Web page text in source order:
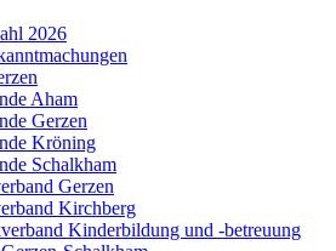
2026
Aham
Gerzen
Kröning
Schalkham
Gerzen
Kirchberg
Kinderbildung und -betreuung